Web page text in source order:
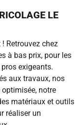
LE
Retrouvez chez
à bas prix, pour les
exigeants.
aux travaux, nos
notre
matériaux et outils
réaliser un